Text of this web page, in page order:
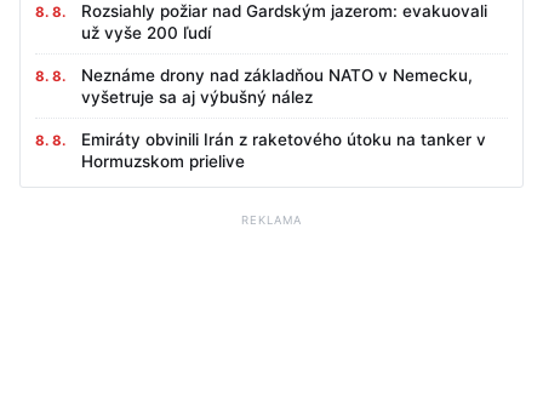
8. 8.
Rozsiahly požiar nad Gardským jazerom: evakuovali
už vyše 200 ľudí
8. 8.
Neznáme drony nad základňou NATO v Nemecku,
vyšetruje sa aj výbušný nález
8. 8.
Emiráty obvinili Irán z raketového útoku na tanker v
Hormuzskom prielive
REKLAMA